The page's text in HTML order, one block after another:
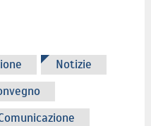
Notizie